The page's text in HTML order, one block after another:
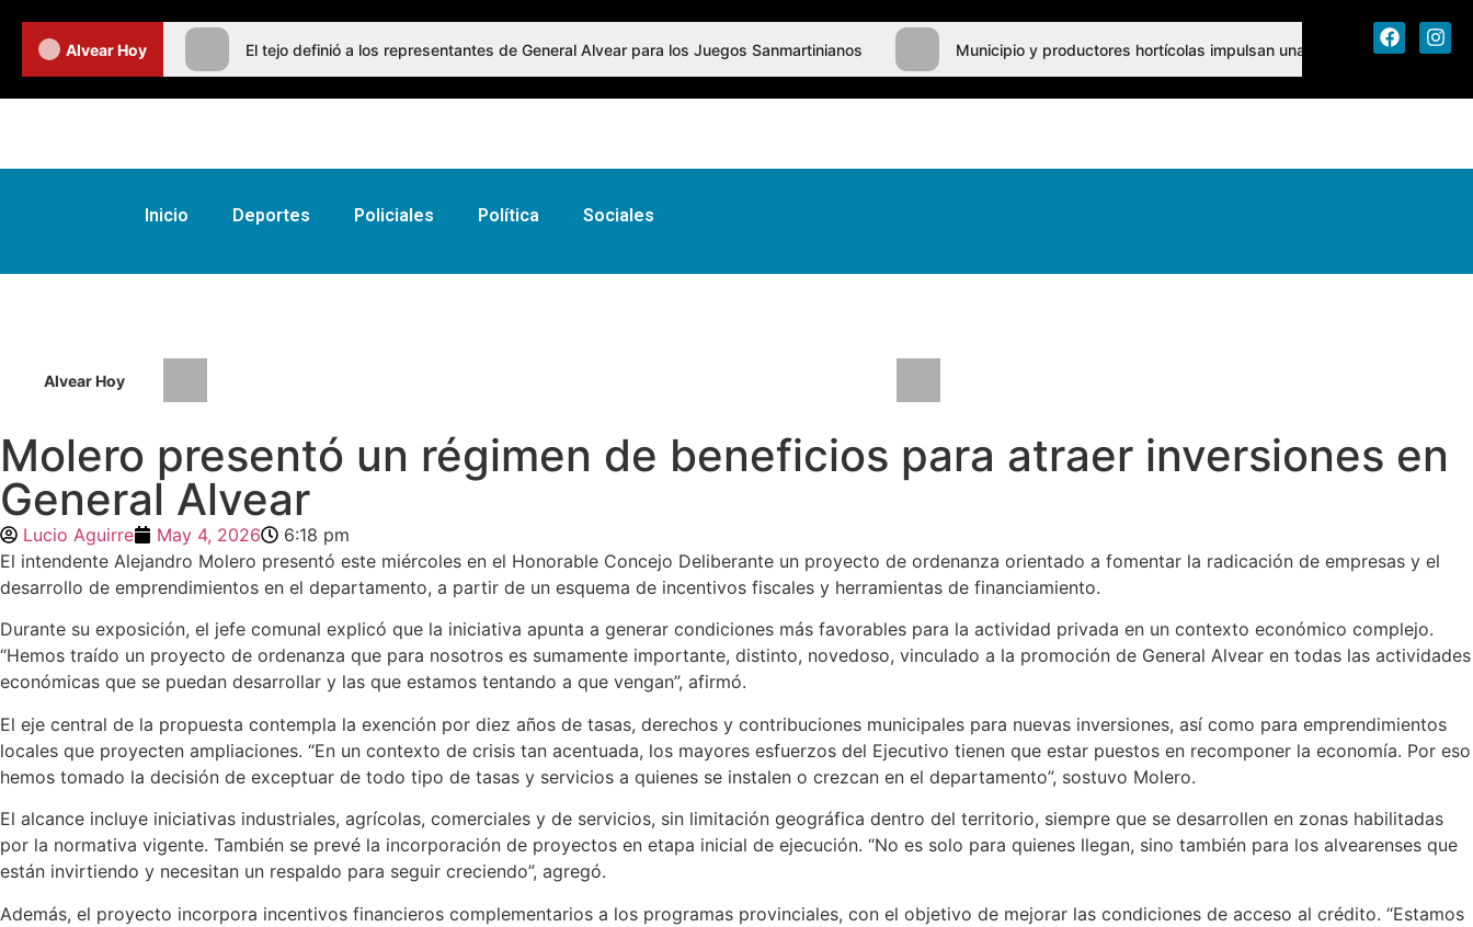
Alvear Hoy El tejo definió a los representantes de General Alvear para los Juegos Sanmartinianos Municipio y productores hortícolas impulsan una agenda conjunta de
Inicio Deportes Policiales Política Sociales
Alvear Hoy
Molero presentó un régimen de beneficios para atraer inversiones en
General Alvear
Lucio Aguirre May 4, 2026
6:18 pm
El intendente Alejandro Molero presentó este miércoles en el Honorable Concejo Deliberante un proyecto de ordenanza orientado a fomentar la radicación de empresas y el
desarrollo de emprendimientos en el departamento, a partir de un esquema de incentivos fiscales y herramientas de financiamiento.
Durante su exposición, el jefe comunal explicó que la iniciativa apunta a generar condiciones más favorables para la actividad privada en un contexto económico complejo.
“Hemos traído un proyecto de ordenanza que para nosotros es sumamente importante, distinto, novedoso, vinculado a la promoción de General Alvear en todas las actividades
económicas que se puedan desarrollar y las que estamos tentando a que vengan”, afirmó.
El eje central de la propuesta contempla la exención por diez años de tasas, derechos y contribuciones municipales para nuevas inversiones, así como para emprendimientos
locales que proyecten ampliaciones. “En un contexto de crisis tan acentuada, los mayores esfuerzos del Ejecutivo tienen que estar puestos en recomponer la economía. Por eso
hemos tomado la decisión de exceptuar de todo tipo de tasas y servicios a quienes se instalen o crezcan en el departamento”, sostuvo Molero.
El alcance incluye iniciativas industriales, agrícolas, comerciales y de servicios, sin limitación geográfica dentro del territorio, siempre que se desarrollen en zonas habilitadas
por la normativa vigente. También se prevé la incorporación de proyectos en etapa inicial de ejecución. “No es solo para quienes llegan, sino también para los alvearenses que
están invirtiendo y necesitan un respaldo para seguir creciendo”, agregó.
Además, el proyecto incorpora incentivos financieros complementarios a los programas provinciales, con el objetivo de mejorar las condiciones de acceso al crédito. “Estamos